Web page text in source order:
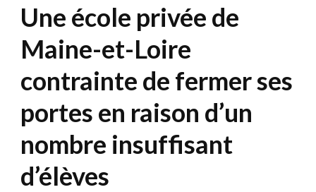
Une école privée de
Maine-et-Loire
contrainte de fermer ses
portes en raison d’un
nombre insuffisant
d’élèves